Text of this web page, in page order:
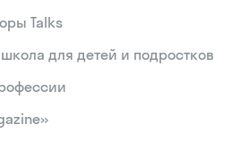
Talks
для детей и подростков